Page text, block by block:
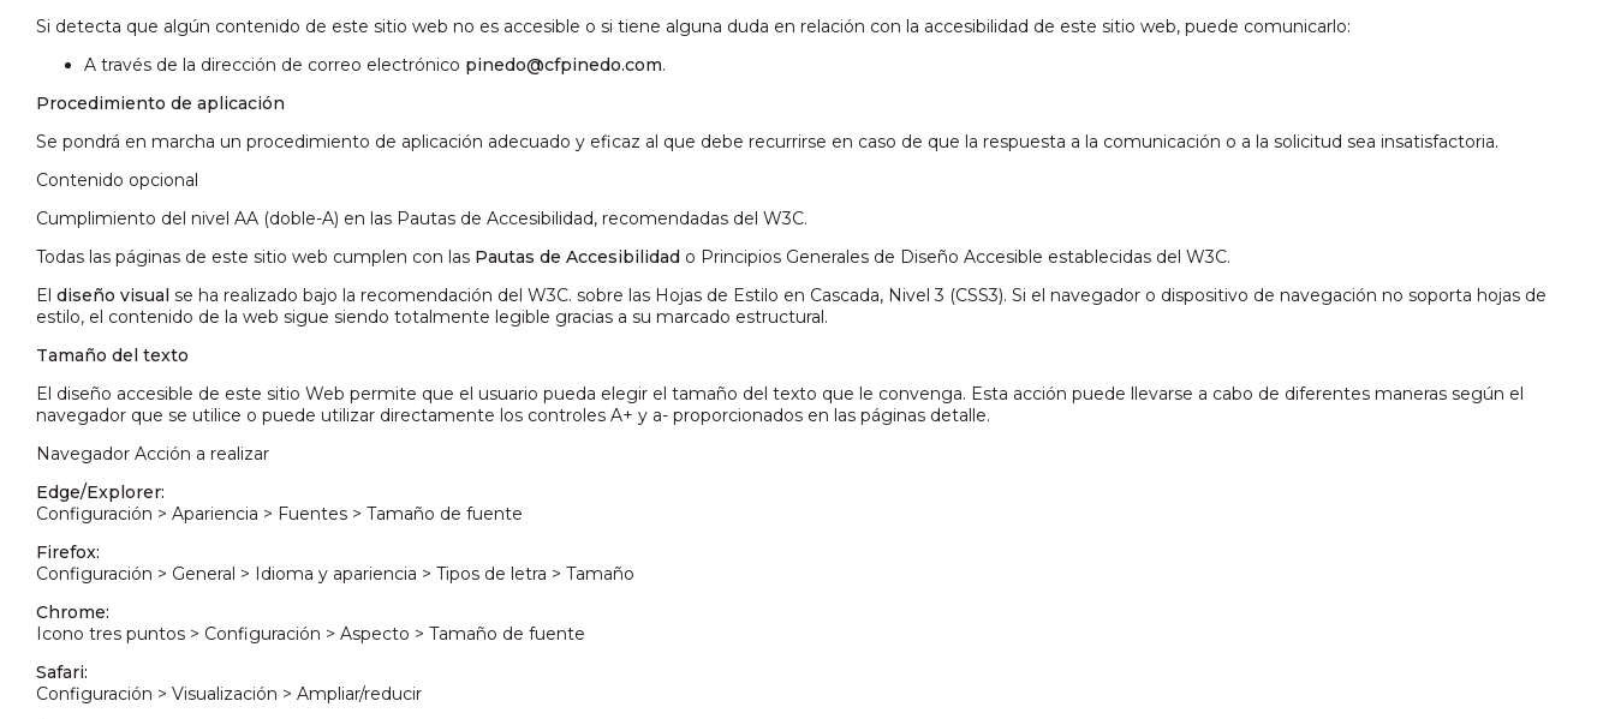
Si detecta que algún contenido de este sitio web no es accesible o si tiene alguna duda en relación con la accesibilidad de este sitio web, puede comunicarlo:
A través de la dirección de correo electrónico pinedo@cfpinedo.com.
Procedimiento de aplicación
Se pondrá en marcha un procedimiento de aplicación adecuado y eficaz al que debe recurrirse en caso de que la respuesta a la comunicación o a la solicitud sea insatisfactoria.
Contenido opcional
Cumplimiento del nivel AA (doble-A) en las Pautas de Accesibilidad, recomendadas del W3C.
Todas las páginas de este sitio web cumplen con las Pautas de Accesibilidad o Principios Generales de Diseño Accesible establecidas del W3C.
El diseño visual se ha realizado bajo la recomendación del W3C. sobre las Hojas de Estilo en Cascada, Nivel 3 (CSS3). Si el navegador o dispositivo de navegación no soporta hojas de
estilo, el contenido de la web sigue siendo totalmente legible gracias a su marcado estructural.
Tamaño del texto
El diseño accesible de este sitio Web permite que el usuario pueda elegir el tamaño del texto que le convenga. Esta acción puede llevarse a cabo de diferentes maneras según el
navegador que se utilice o puede utilizar directamente los controles A+ y a- proporcionados en las páginas detalle.
Navegador Acción a realizar
Edge/Explorer:
Configuración > Apariencia > Fuentes > Tamaño de fuente
Firefox:
Configuración > General > Idioma y apariencia > Tipos de letra > Tamaño
Chrome:
Icono tres puntos > Configuración > Aspecto > Tamaño de fuente
Safari:
Configuración > Visualización > Ampliar/reducir